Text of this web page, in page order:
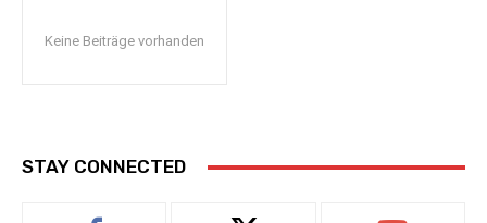
Keine Beiträge vorhanden
STAY CONNECTED